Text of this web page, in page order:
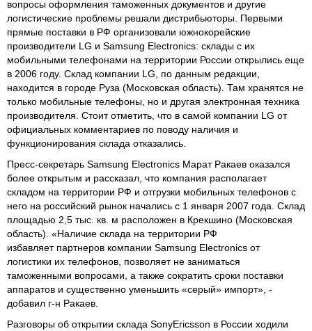
вопросы оформления таможенных документов и другие
логистические проблемы решали дистрибьюторы. Первыми
прямые поставки в РФ организовали южнокорейские
производители LG и Samsung Electronics: склады с их
мобильными телефонами на территории России открылись еще
в 2006 году. Склад компании LG, по данным редакции,
находится в городе Руза (Московская область). Там хранятся не
только мобильные телефоны, но и другая электронная техника
производителя. Стоит отметить, что в самой компании LG от
официальных комментариев по поводу наличия и
функционирования склада отказались.
Пресс-секретарь Samsung Electronics Марат Ракаев оказался
более открытым и рассказал, что компания располагает
складом на территории РФ и отгрузки мобильных телефонов с
него на российский рынок начались с 1 января 2007 года. Склад
площадью 2,5 тыс. кв. м расположен в Крекшино (Московская
область). «Наличие склада на территории РФ
избавляет партнеров компании Samsung Electronics от
логистики их телефонов, позволяет не заниматься
таможенными вопросами, а также сократить сроки поставки
аппаратов и существенно уменьшить «серый» импорт», -
добавил г-н Ракаев.
Разговоры об открытии склада SonyEricsson в России ходили